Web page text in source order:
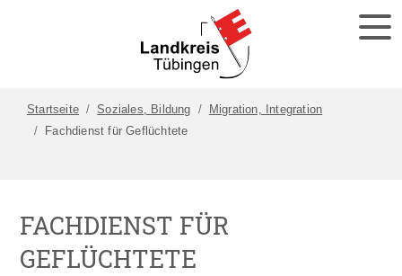
Startseite Soziales, Bildung
Migration, Integration
Fachdienst für Geflüchtete
FACHDIENST FÜR
GEFLÜCHTETE